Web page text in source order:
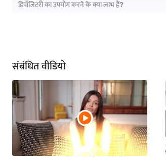
डिपॉजिटरी का उपयोग करने के क्या लाभ हैं?
संबंधित वीडियो